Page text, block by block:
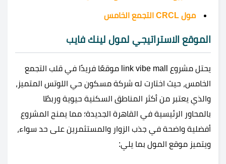
مول CRCL التجمع الخامس
الموقع الاستراتيجي لمول لينك فايب
يحتل مشروع link vibe mall موقعًا فريدًا في قلب التجمع
الخامس، حيث اختارت له شركة مسكون حي اللوتس المتميز،
والذي يعتبر من أكثر المناطق السكنية حيوية وربطًا
بالمحاور الرئيسية في القاهرة الجديدة؛ مما يمنح المشروع
أفضلية واضحة في جذب الزوار والمستثمرين على حد سواء،
ويتميز موقع المول بما يلي: